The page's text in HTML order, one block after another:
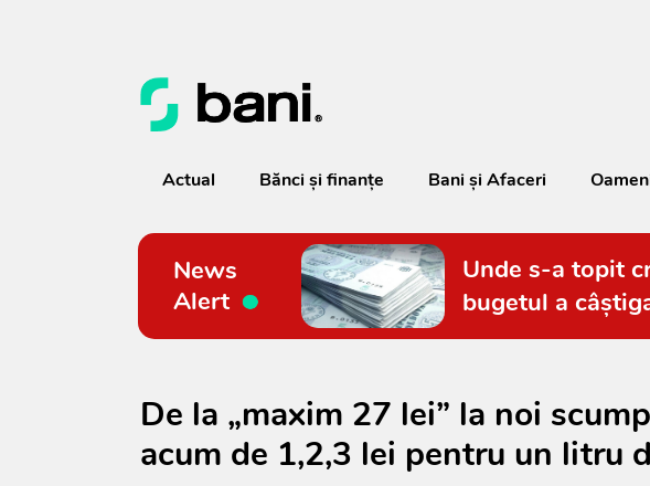
Actual Bănci şi finanţe Bani și Afaceri
News
Alert
Unde s-a topit
bugetul a
De la „maxim 27 lei” la noi
acum de 1,2,3 lei pentru un litru